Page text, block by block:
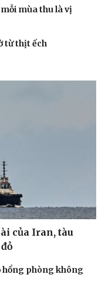
mùa thu là vị
từ thịt ếch
của Iran, tàu
hổng phòng không